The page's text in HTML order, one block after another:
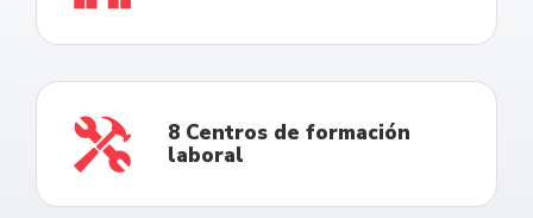
8 Centros de formación
laboral